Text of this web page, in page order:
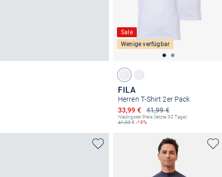
Sale
Wenige verfügbar
FILA
Herren T-Shirt 2er Pack
41,99 €
Ermäßigter Preis
33,99 €
Niedrigster Preis (letzte 30 Tage):
41,99€ -19%